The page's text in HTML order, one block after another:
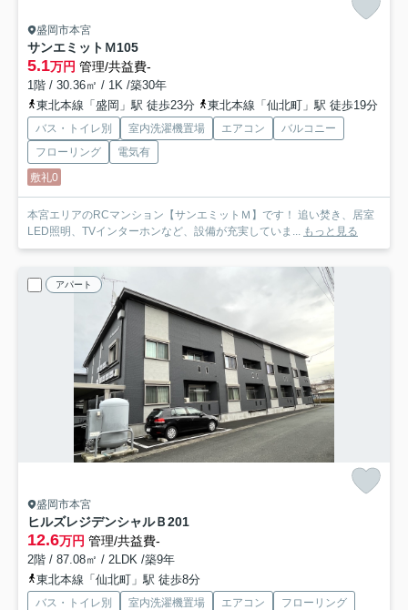
盛岡市本宮
サンエミットＭ105
5.1万円 管理/共益費-
1階 / 30.36㎡ / 1K /築30年
東北本線「盛岡」駅 徒歩23分
東北本線「仙北町」駅 徒歩19分
バス・トイレ別 室内洗濯機置場 エアコン
バルコニー
フローリング
電気有
敷礼0
本宮エリアのRCマンション【サンエミットＭ】です！ 追い焚き、居室
LED照明、TVインターホンなど、設備が充実していま... もっと見る
アパート
盛岡市本宮
ヒルズレジデンシャルＢ201
12.6万円 管理/共益費-
2階 / 87.08㎡ / 2LDK /築9年
東北本線「仙北町」駅 徒歩8分
バス・トイレ別 室内洗濯機置場 エアコン
フローリング